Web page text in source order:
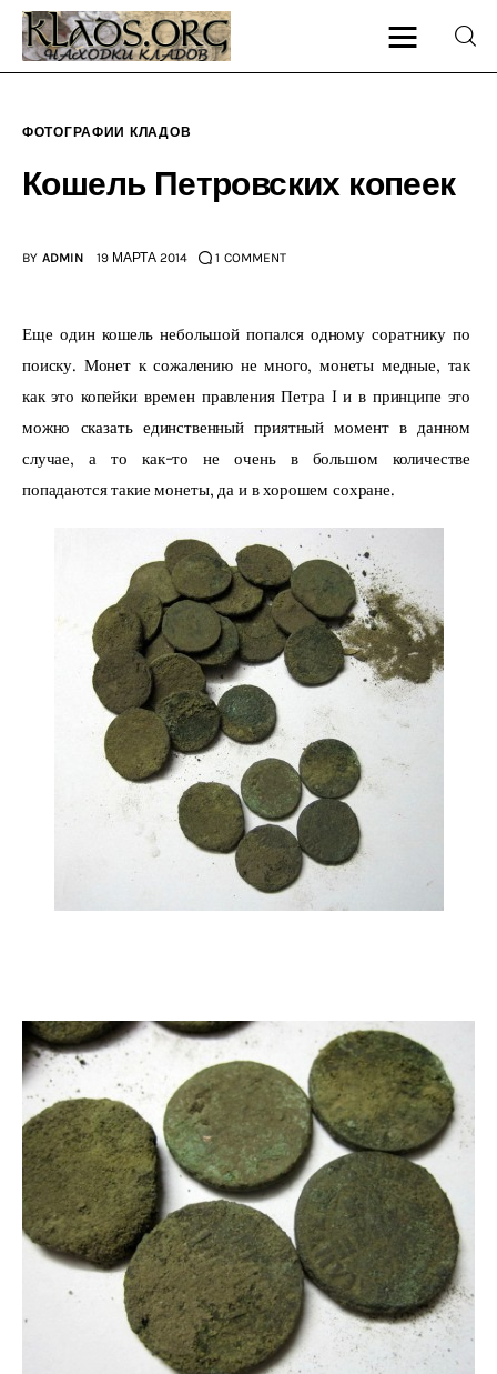
Контакт
ФОТОГРАФИИ КЛАДОВ
Кошель Петровских копеек
BY ADMIN 19 МАРТА 2014 1 COMMENT
Еще один кошель небольшой попался одному соратнику по
поиску. Монет к сожалению не много, монеты медные, так
как это копейки времен правления Петра I и в принципе это
можно сказать единственный приятный момент в данном
случае, а то как-то не очень в большом количестве
попадаются такие монеты, да и в хорошем сохране.